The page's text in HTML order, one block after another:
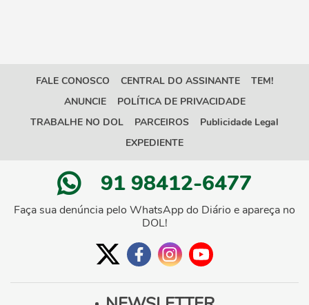
FALE CONOSCO CENTRAL DO ASSINANTE
TEM!
ANUNCIE
POLÍTICA DE PRIVACIDADE
TRABALHE NO DOL
PARCEIROS
Publicidade Legal
EXPEDIENTE
91 98412-6477
Faça sua denúncia pelo WhatsApp do Diário e apareça no
DOL!